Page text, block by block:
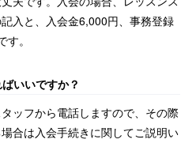
入と、入会金6,000円、事務登録
。
いいですか？
ッフから電話しますので、その際
合は入会手続きに関してご説明い